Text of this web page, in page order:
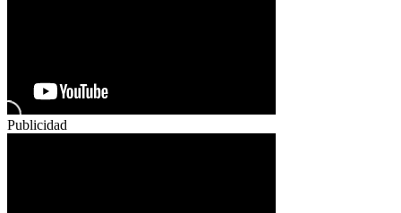
Publicidad